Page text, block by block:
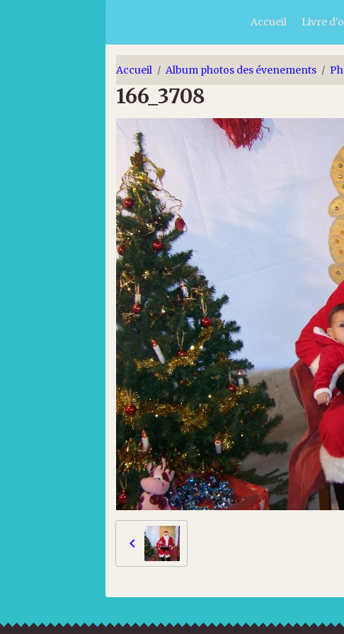
Accueil Livre
Accueil Album photos des évenements
166_3708